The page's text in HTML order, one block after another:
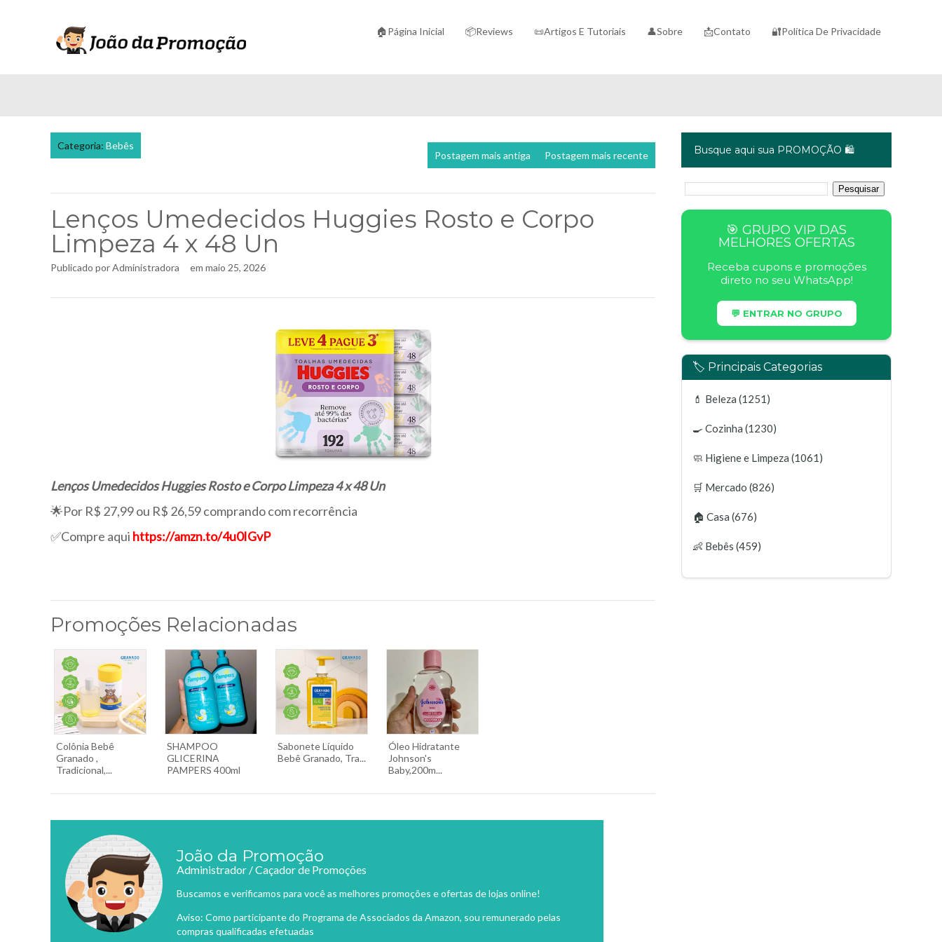
🏠Página Inicial 📦Reviews 📜Artigos E Tutoriais 👤Sobre 📩Contato 🔐Política De Privacidade
Categoria: Bebês
Postagem mais recente
Postagem mais antiga
Lenços Umedecidos Huggies Rosto e Corpo
Limpeza 4 x 48 Un
Publicado porAdministradora em maio 25, 2026
Lenços Umedecidos Huggies Rosto e Corpo Limpeza 4 x 48 Un
🌟Por R$ 27,99 ou R$ 26,59 comprando com recorrência
✅Compre aqui https://amzn.to/4u0IGvP
Promoções Relacionadas
Colônia Bebê
Granado ,
Tradicional,...
SHAMPOO
GLICERINA
PAMPERS 400ml
Sabonete Líquido
Bebê Granado, Tra...
Óleo Hidratante
Johnson's
Baby,200m...
João da Promoção
Administrador / Caçador de Promoções
Buscamos e verificamos para você as melhores promoções e ofertas de lojas online!
Aviso: Como participante do Programa de Associados da Amazon, sou remunerado pelas
compras qualificadas efetuadas
Busque aqui sua PROMOÇÃO 🛍️
🎯 GRUPO VIP DAS
MELHORES OFERTAS
Receba cupons e promoções
direto no seu WhatsApp!
💬 ENTRAR NO GRUPO
🏷️ Principais Categorias
💄 Beleza (1251)
🍳 Cozinha (1230)
🧼 Higiene e Limpeza (1061)
🛒 Mercado (826)
🏠 Casa (676)
👶 Bebês (459)